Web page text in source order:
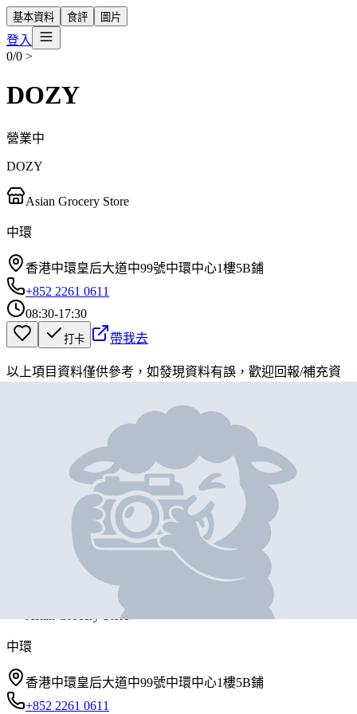
基本資料 食評 圖片
登入
0/0 >
DOZY
營業中
DOZY
Asian Grocery Store
中環
香港中環皇后大道中99號中環中心1樓5B鋪
+852 2261 0611
08:30-17:30
打卡 帶我去
以上項目資料僅供參考，如發現資料有誤，歡迎回報/補充資
DOZY
Asian Grocery Store
中環
香港中環皇后大道中99號中環中心1樓5B鋪
+852 2261 0611